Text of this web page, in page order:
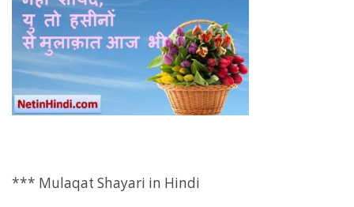
*** Mulaqat Shayari in Hindi